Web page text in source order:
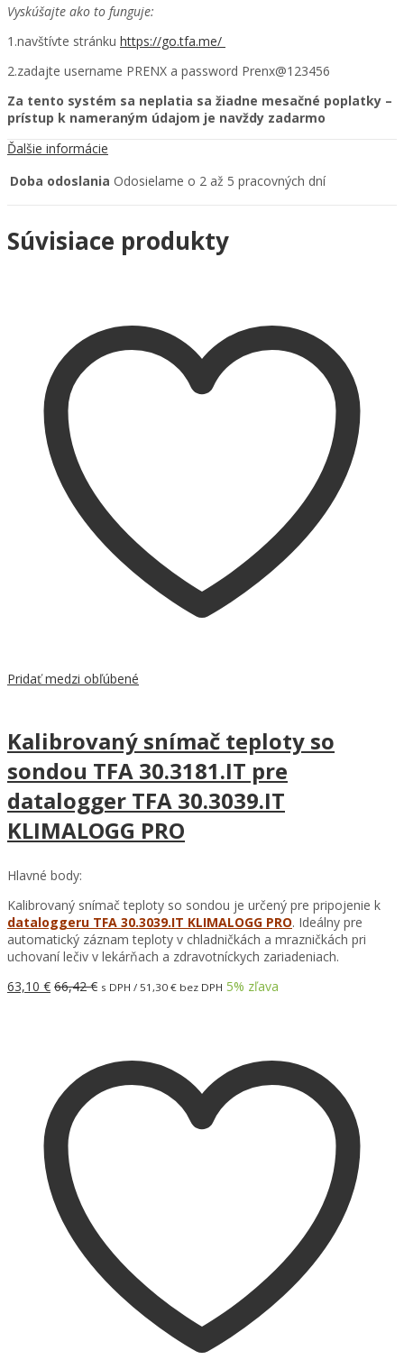
Vyskúšajte ako to funguje:
1.navštívte stránku https://go.tfa.me/
2.zadajte username PRENX a password Prenx@123456
Za tento systém sa neplatia sa žiadne mesačné poplatky –
prístup k nameraným údajom je navždy zadarmo
Ďalšie informácie
Doba odoslania Odosielame o 2 až 5 pracovných dní
Súvisiace produkty
Pridať medzi obľúbené
Kalibrovaný snímač teploty so
sondou TFA 30.3181.IT pre
datalogger TFA 30.3039.IT
KLIMALOGG PRO
Hlavné body:
Kalibrovaný snímač teploty so sondou je určený pre pripojenie k
dataloggeru TFA 30.3039.IT KLIMALOGG PRO. Ideálny pre
automatický záznam teploty v chladničkách a mrazničkách pri
uchovaní lečiv v lekárňach a zdravotníckych zariadeniach.
63,10 € 66,42€ s DPH / 51,30 € bez DPH 5% zľava